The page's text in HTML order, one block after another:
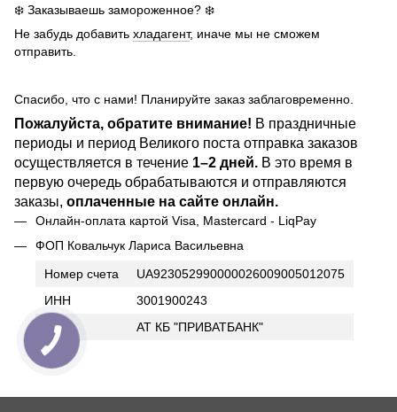
❄️ Заказываешь замороженное? ❄️
Не забудь добавить хладагент, иначе мы не сможем
отправить.
Спасибо, что с нами! Планируйте заказ заблаговременно.
Пожалуйста, обратите внимание! В праздничные
периоды и период Великого поста отправка заказов
осуществляется в течение 1–2 дней. В это время в
первую очередь обрабатываются и отправляются
заказы, оплаченные на сайте онлайн.
Онлайн-оплата картой Visa, Mastercard - LiqPay
ФОП Ковальчук Лариса Васильевна
Номер счета
UA923052990000026009005012075
ИНН
3001900243
Банк
АТ КБ "ПРИВАТБАНК"